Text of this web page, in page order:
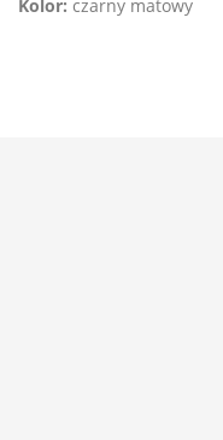
Kolor: czarny matowy